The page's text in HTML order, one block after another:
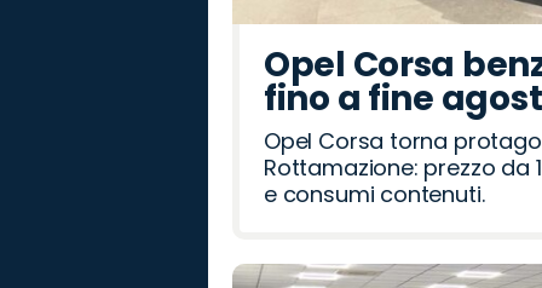
Opel Corsa
fino a fine
Opel Corsa torna
Rottamazione: prezzo da
e consumi contenuti.